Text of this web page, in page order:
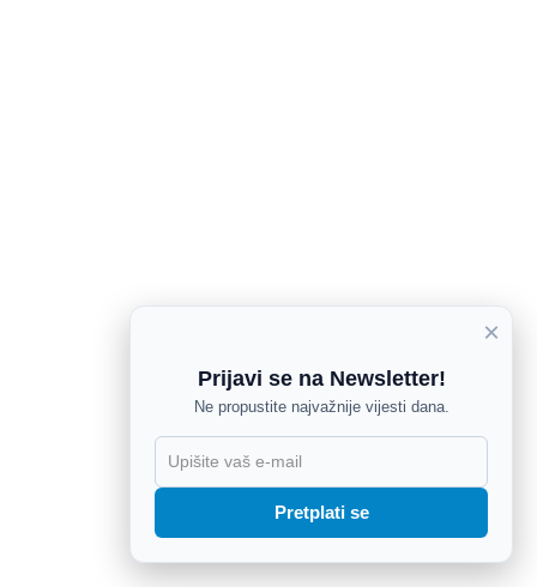
×
Prijavi se na Newsletter!
Ne propustite najvažnije vijesti dana.
Pretplati se